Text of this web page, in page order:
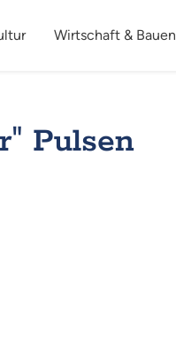
Wirtschaft & Bauen
Pulsen